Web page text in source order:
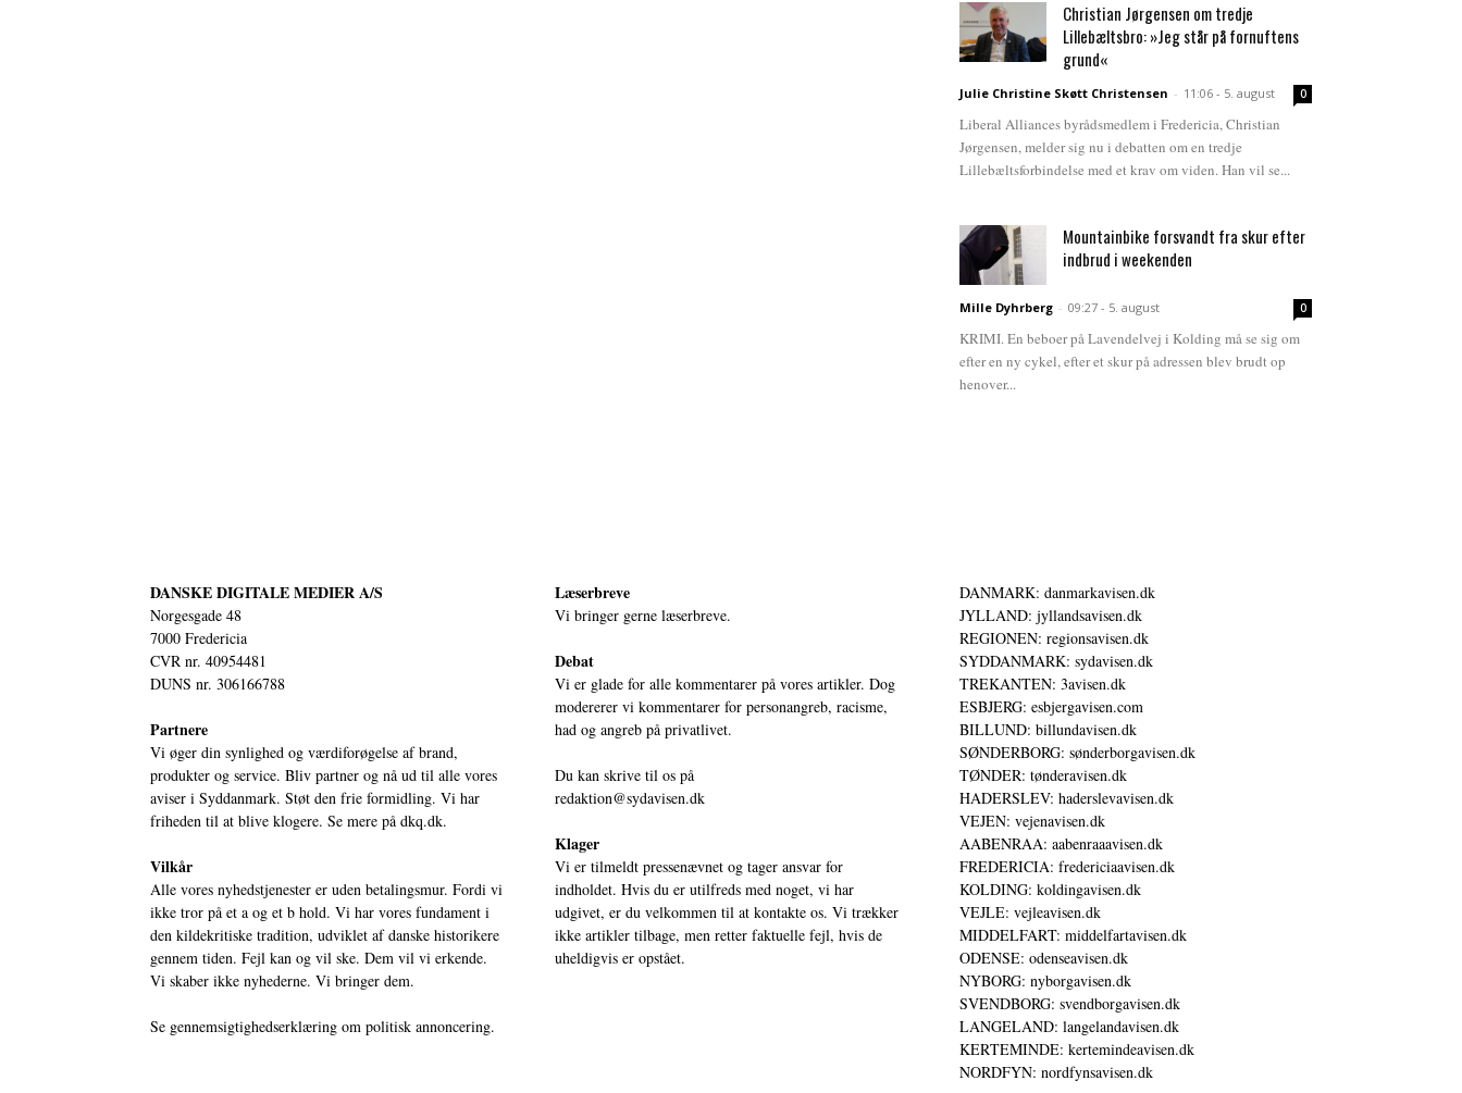
Christian Jørgensen om tredje
Lillebæltsbro: »Jeg står på fornuftens
grund«
Julie Christine Skøtt Christensen - 11:06 - 5. august 0
Liberal Alliances byrådsmedlem i Fredericia, Christian
Jørgensen, melder sig nu i debatten om en tredje
Lillebæltsforbindelse med et krav om viden. Han vil se...
Mountainbike forsvandt fra skur efter
indbrud i weekenden
Mille Dyhrberg - 09:27 - 5. august 0
KRIMI. En beboer på Lavendelvej i Kolding må se sig om
efter en ny cykel, efter et skur på adressen blev brudt op
henover...
DANSKE DIGITALE MEDIER A/S
Norgesgade 48
7000 Fredericia
CVR nr. 40954481
DUNS nr. 306166788
Partnere
Vi øger din synlighed og værdiforøgelse af brand,
produkter og service. Bliv partner og nå ud til alle vores
aviser i Syddanmark. Støt den frie formidling. Vi har
friheden til at blive klogere. Se mere på dkq.dk.
Vilkår
Alle vores nyhedstjenester er uden betalingsmur. Fordi vi
ikke tror på et a og et b hold. Vi har vores fundament i
den kildekritiske tradition, udviklet af danske historikere
gennem tiden. Fejl kan og vil ske. Dem vil vi erkende.
Vi skaber ikke nyhederne. Vi bringer dem.
Se gennemsigtighedserklæring om politisk annoncering.
Læserbreve
Vi bringer gerne læserbreve.
Debat
Vi er glade for alle kommentarer på vores artikler. Dog
modererer vi kommentarer for personangreb, racisme,
had og angreb på privatlivet.
Du kan skrive til os på
redaktion@sydavisen.dk
Klager
Vi er tilmeldt pressenævnet og tager ansvar for
indholdet. Hvis du er utilfreds med noget, vi har
udgivet, er du velkommen til at kontakte os. Vi trækker
ikke artikler tilbage, men retter faktuelle fejl, hvis de
uheldigvis er opstået.
DANMARK: danmarkavisen.dk
JYLLAND: jyllandsavisen.dk
REGIONEN: regionsavisen.dk
SYDDANMARK: sydavisen.dk
TREKANTEN: 3avisen.dk
ESBJERG: esbjergavisen.com
BILLUND: billundavisen.dk
SØNDERBORG: sønderborgavisen.dk
TØNDER: tønderavisen.dk
HADERSLEV: haderslevavisen.dk
VEJEN: vejenavisen.dk
AABENRAA: aabenraaavisen.dk
FREDERICIA: fredericiaavisen.dk
KOLDING: koldingavisen.dk
VEJLE: vejleavisen.dk
MIDDELFART: middelfartavisen.dk
ODENSE: odenseavisen.dk
NYBORG: nyborgavisen.dk
SVENDBORG: svendborgavisen.dk
LANGELAND: langelandavisen.dk
KERTEMINDE: kertemindeavisen.dk
NORDFYN: nordfynsavisen.dk